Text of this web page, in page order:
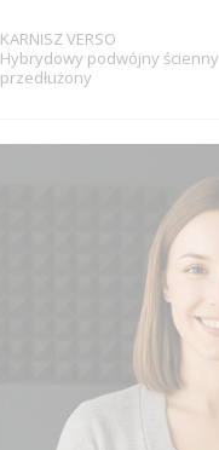
KARNISZ VERSO
Hybrydowy podwójny ścienny
przedłużony